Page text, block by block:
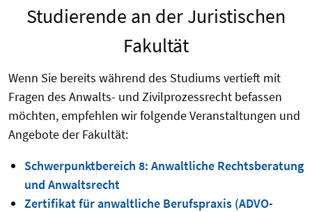
Studierende an der Juristischen
Fakultät
Wenn Sie bereits während des Studiums vertieft mit
Fragen des Anwalts- und Zivilprozessrecht befassen
möchten, empfehlen wir folgende Veranstaltungen und
Angebote der Fakultät:
Schwerpunktbereich 8: Anwaltliche Rechtsberatung
und Anwaltsrecht
Zertifikat für anwaltliche Berufspraxis (ADVO-